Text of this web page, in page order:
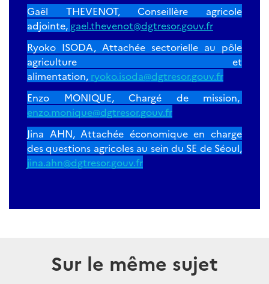
Gaël THEVENOT, Conseillère agricole
adjointe, gael.thevenot@dgtresor.gouv.fr
Ryoko ISODA, Attachée sectorielle au pôle
agriculture et
alimentation, ryoko.isoda@dgtresor.gouv.fr
Enzo MONIQUE, Chargé de mission,
enzo.monique@dgtresor.gouv.fr
Jina AHN, Attachée économique en charge
des questions agricoles au sein du SE de Séoul,
jina.ahn@dgtresor.gouv.fr
Sur le même sujet